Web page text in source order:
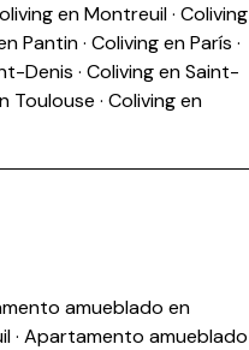
en Montreuil· Coliving
Pantin· Coliving en París ·
Denis · Coliving en Saint-
Toulouse · Coliving en
amueblado en
· Apartamento amueblado